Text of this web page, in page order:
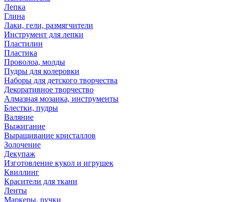
Лепка
Глина
Лаки, гели, размягчители
Инструмент для лепки
Пластилин
Пластика
Проволоа, молды
Пудры для колеровки
Наборы для детского творчества
Декоративное творчество
Алмазная мозаика, инструменты
Блестки, пудры
Валяние
Выжигание
Выращивание кристаллов
Золочение
Декупаж
Изготовление кукол и игрушек
Квиллинг
Красители для ткани
Ленты
Маркеры, ручки